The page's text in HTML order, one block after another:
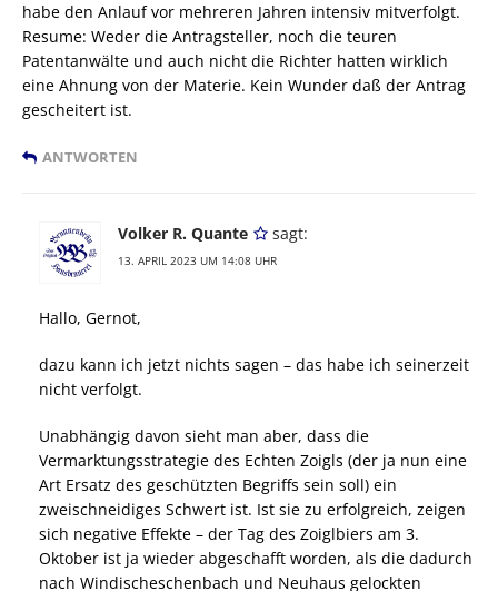
habe den Anlauf vor mehreren Jahren intensiv mitverfolgt.
Resume: Weder die Antragsteller, noch die teuren
Patentanwälte und auch nicht die Richter hatten wirklich
eine Ahnung von der Materie. Kein Wunder daß der Antrag
gescheitert ist.
ANTWORTEN
Volker R. Quante sagt:
13. APRIL 2023 UM 14:08 UHR
Hallo, Gernot,
dazu kann ich jetzt nichts sagen – das habe ich seinerzeit
nicht verfolgt.
Unabhängig davon sieht man aber, dass die
Vermarktungsstrategie des Echten Zoigls (der ja nun eine
Art Ersatz des geschützten Begriffs sein soll) ein
zweischneidiges Schwert ist. Ist sie zu erfolgreich, zeigen
sich negative Effekte – der Tag des Zoiglbiers am 3.
Oktober ist ja wieder abgeschafft worden, als die dadurch
nach Windischeschenbach und Neuhaus gelockten